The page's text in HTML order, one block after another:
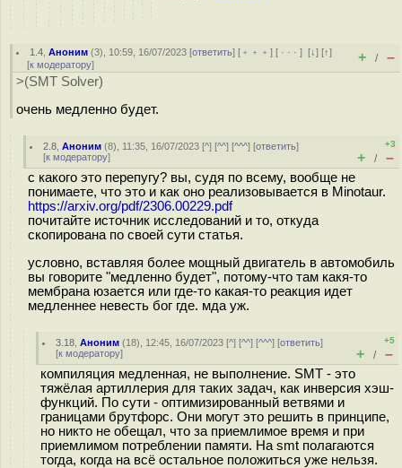
1.4 ,Аноним (3), 10:59, 16/07/2023 [ответить] [ ﹢﹢﹢] [ · · ·][↓] [↑]
[к модератору] + / –
>(SMT Solver)
очень медленно будет.
2.8 ,Аноним (8), 11:35, 16/07/2023 [^] [^^] [^^^] [ответить]
[к модератору]
+3
+ / –
с какого это перепугу? вы, судя по всему, вообще не
понимаете, что это и как оно реализовывается в Minotaur.
https://arxiv.org/pdf/2306.00229.pdf
почитайте источник исследований и то, откуда
скопирована по своей сути статья.
условно, вставляя более мощный двигатель в автомобиль
вы говорите "медленно будет", потому-что там какя-то
мембрана юзается или где-то какая-то реакция идет
медленнее невесть бог где. мда уж.
3.18 ,Аноним (18), 12:45, 16/07/2023 [^] [^^] [^^^] [ответить]
[к модератору]
+5
+ / –
компиляция медленная, не выполнение. SMT - это
тяжёлая артиллерия для таких задач, как инверсия хэш-
функций. По сути - оптимизированный ветвями и
границами брутфорс. Они могут это решить в принципе,
но никто не обещал, что за приемлимое время и при
приемлимом потреблении памяти. На smt полагаются
тогда, когда на всё остальное положиться уже нельзя.